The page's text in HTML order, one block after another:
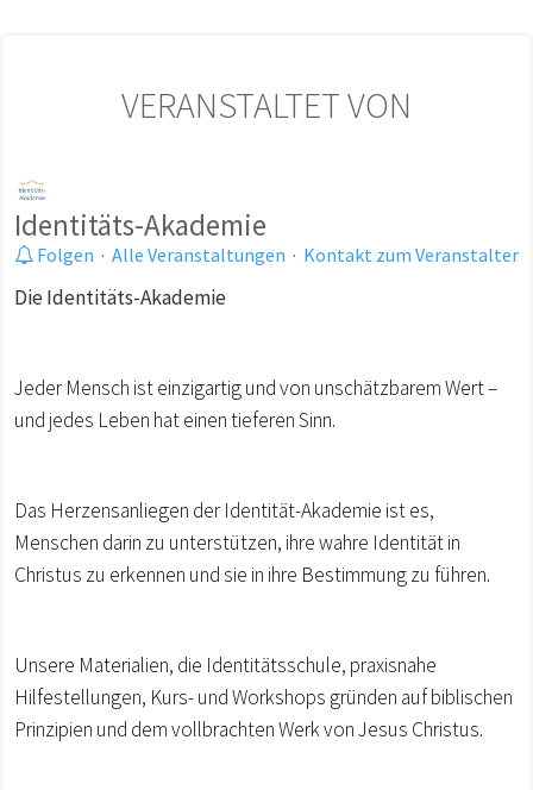
VERANSTALTET VON
Identitäts-Akademie
Folgen · Alle Veranstaltungen · Kontakt zum Veranstalter
Die Identitäts-Akademie
Jeder Mensch ist einzigartig und von unschätzbarem Wert –
und jedes Leben hat einen tieferen Sinn.
Das Herzensanliegen der Identität-Akademie ist es,
Menschen darin zu unterstützen, ihre wahre Identität in
Christus zu erkennen und sie in ihre Bestimmung zu führen.
Unsere Materialien, die Identitätsschule, praxisnahe
Hilfestellungen, Kurs- und Workshops gründen auf biblischen
Prinzipien und dem vollbrachten Werk von Jesus Christus.